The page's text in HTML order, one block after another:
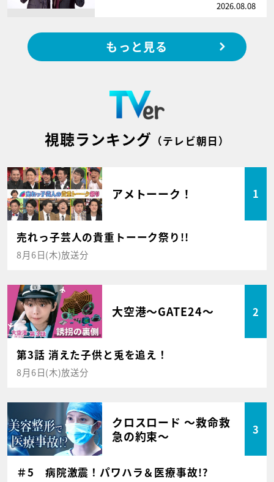
2026.08.08
もっと見る
視聴ランキング （テレビ朝日）
アメトーーク！ 1
売れっ子芸人の貴重トーーク祭り!!
8月6日(木)放送分
大空港～GATE24～ 2
第3話 消えた子供と兎を追え！
8月6日(木)放送分
クロスロード ～救命救
急の約束～
3
＃5 病院激震！パワハラ＆医療事故!?